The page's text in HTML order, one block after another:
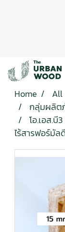
Home
All
กลุ่มผลิต
โอ.เอส.บี
ไร้สารฟอร์มัล